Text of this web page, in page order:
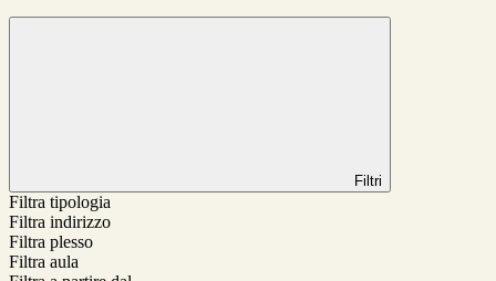
Filtri
Filtra tipologia
Filtra indirizzo
Filtra plesso
Filtra aula